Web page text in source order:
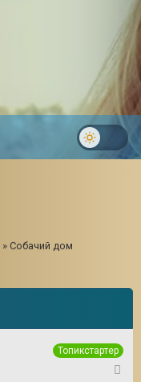
» Собачий дом
Топикстартер